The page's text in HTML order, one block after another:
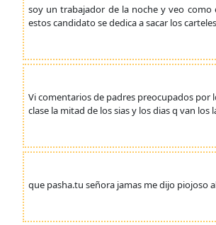
soy un trabajador de la noche y veo como
estos candidato se dedica a sacar los
Vi comentarios de padres preocupados por
clase la mitad de los sias y los dias q van
que pasha.tu señora jamas me dijo piojoso